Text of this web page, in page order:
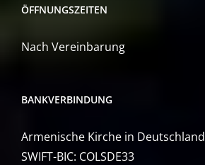
ÖFFNUNGSZEITEN
Nach Vereinbarung
BANKVERBINDUNG
Armenische Kirche in Deutschland
SWIFT-BIC: COLSDE33